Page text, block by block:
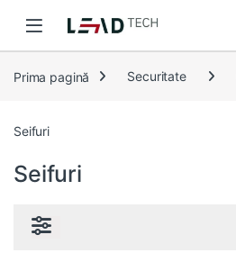
Prima pagină Securitate
Seifuri
Seifuri